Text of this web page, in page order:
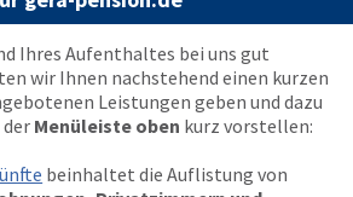
Ihres Aufenthaltes bei uns gut
wir Ihnen nachstehend einen kurzen
Leistungen geben und dazu
Menüleiste oben kurz vorstellen:
beinhaltet die Auflistung von